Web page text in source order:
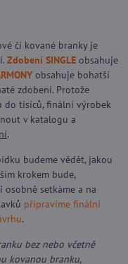
či kované branky je
Zdobení SINGLE obsahuje
obsahuje bohatší
zdobení. Protože
do tisíců, finální výrobek
v katalogu a
.
budeme vědět, jakou
krokem bude,
osobně setkáme a na
připravíme finální
.
bez nebo včetně
kovanou branku,